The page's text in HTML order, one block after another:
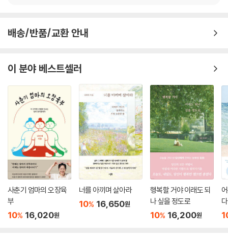
자인이 요나스를 태우고 다니던 커다란 냄비부터, 집 바깥으로 몽땅 던져
것은 어둠의 시간이기는 했으나 자인에게처럼 유다의 시간은 아니었다.
야기를 다큐멘터리처럼 보여주는 이 영화는 보는 내내 인간의 가치에 대한
물음을 묻게 한다. 자인의 부모, 이웃들은 지금 우리의 가치관으로 보자면
쓰레기보다 못한 존재들이지만 그들도 자신의 삶을 살아가기 위해 고군분
투할 것이다. 서류가 없어서 병원 문턱에서 죽은 딸을 봐야 했던 자인의 엄
마는 자신도 죽을힘을 다해 살아가는데 왜 비난만 하느냐고 변호사에게 소
리친다. 자신처럼 살았으면 변호사는 아마도 자살했을 것이라며.
--- p.233~234 「공간, ‘허기지고 시끄러우면서도 본질적인, 냄비-영화
〈가버나움〉」 중에서
원래의 세계로 돌아가는 길을 찾지 못한 치히로는 결국 온천장에 취직을
하게 되는데 그 세계에서는 살아남으려면 누구나 일을 해야 한다. 온종일
서, 〈마농의 샘〉에서는 하모니카, 〈리큐에게 물어라〉에서는 매화, 〈가버나
어떻게 변주되어 왔는지를 살펴보고 일회성 예술인 연극이 우리의 인식 속
에서 긴 시간동안 자리 잡기를 시도했다.
문자로 된 문학작품은 즉각적으로 세계를 보여주지만 언어가 가진 한계에
부딪히는 경우가 많은데 이런 사물들의 은유를 통해서 더 밝게 작품의 진
리를 드러낼 수 있다. 또한 눈으로 봐야만 하는 그림은 우리의 시선에 깊이
침투해 들어오는 사물들을 통해 명료하게 작품을 볼 수 있는데 그 사물들
이 단순한 사물 너머의 세계를 지향함으로써 예술작품이 되는 것을 보여
주고자 했다. 영화야말로 너무나 다양하고 쉽게 사람들에게 다가오지만 그
럼으로써 영화라는 예술작품의 본질을 놓치는 경우가 허다하다. 영상의 매
력에 더해 작품 전체를 떠도는 사물을 포착하여 해석을 시도함으로써 영화
의 본질에 다가가고자 했다.
배송/반품/교환 안내
이 분야 베스트셀러
사춘기 엄마의 오장육
부
10% 16,020원
너를 아끼며 살아라
10% 16,650원
행복할 거야 이래도 되
나 싶을 정도로
10% 16,200원
다